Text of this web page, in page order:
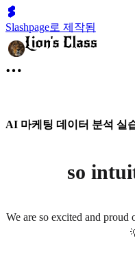
Slashpage로 제작됨
AI 마케팅 데이터 분석 실
so
We are so excited and